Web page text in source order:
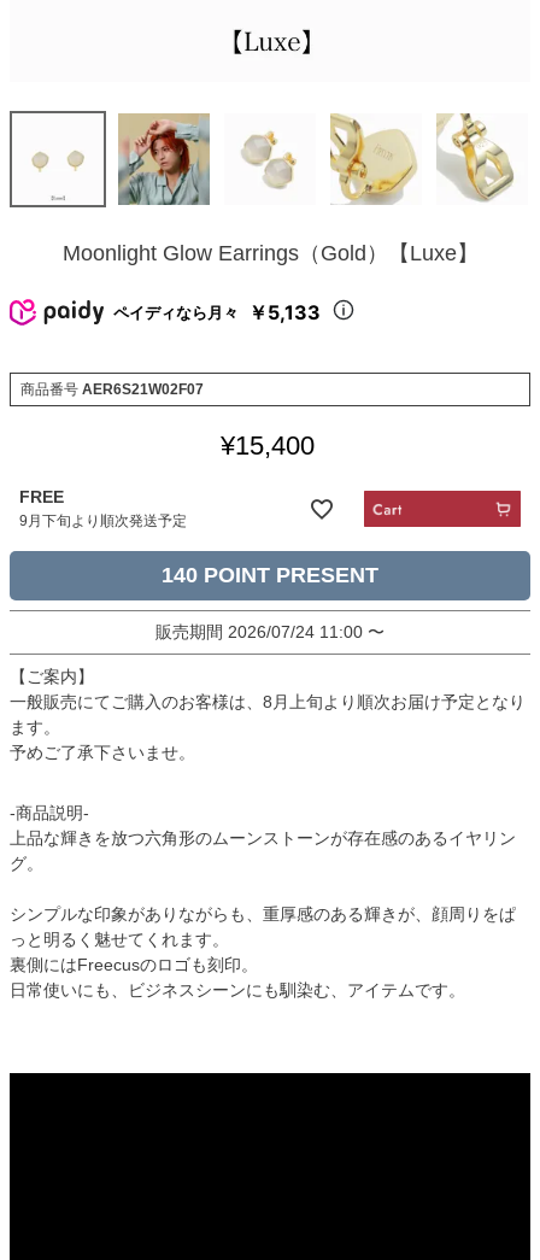
Moonlight Glow Earrings（Gold）【Luxe】
ペイディなら月々 ￥5,133
商品番号 AER6S21W02F07
¥15,400
FREE
9月下旬より順次発送予定
140
販売期間 2026/07/24 11:00 〜
【ご案内】
一般販売にてご購入のお客様は、8月上旬より順次お届け予定となり
ます。
予めご了承下さいませ。
-商品説明-
上品な輝きを放つ六角形のムーンストーンが存在感のあるイヤリン
グ。
シンプルな印象がありながらも、重厚感のある輝きが、顔周りをぱ
っと明るく魅せてくれます。
裏側にはFreecusのロゴも刻印。
日常使いにも、ビジネスシーンにも馴染む、アイテムです。